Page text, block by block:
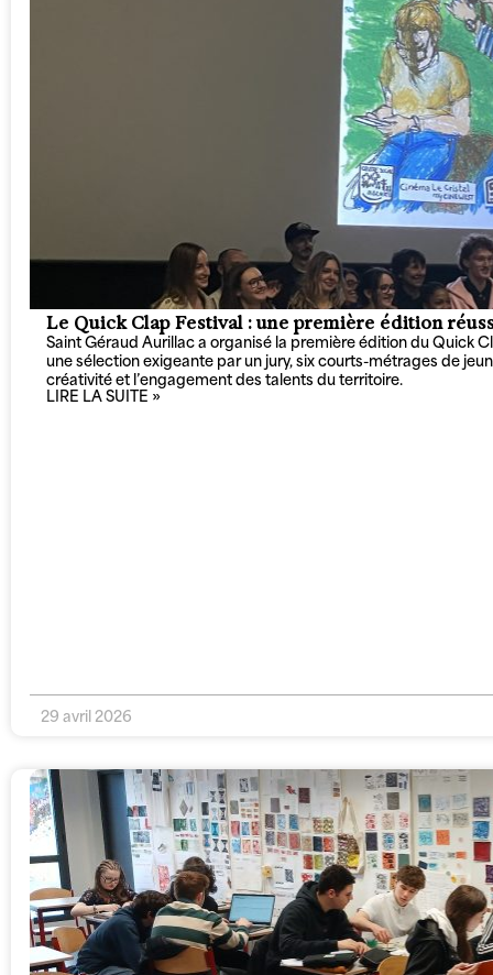
Le Quick Clap Festival : une première édition
Saint Géraud Aurillac a organisé la première édition du Quick
une sélection exigeante par un jury, six courts-métrages de
créativité et l’engagement des talents du territoire.
LIRE LA SUITE »
29 avril 2026